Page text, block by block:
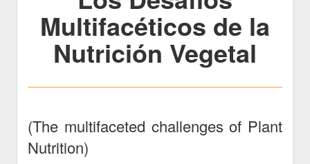
Multifacéticos de la
Nutrición Vegetal
(The multifaceted challenges of Plant
Nutrition)